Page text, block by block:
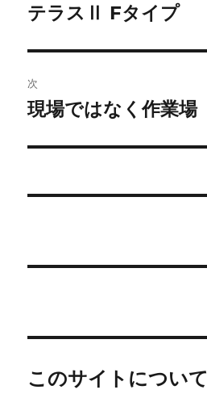
ナ
ビ
ゲ
ー
シ
の
稿:
テラスⅡ Fタイプ
次
次
投
現場ではなく作業場
このサイトについて